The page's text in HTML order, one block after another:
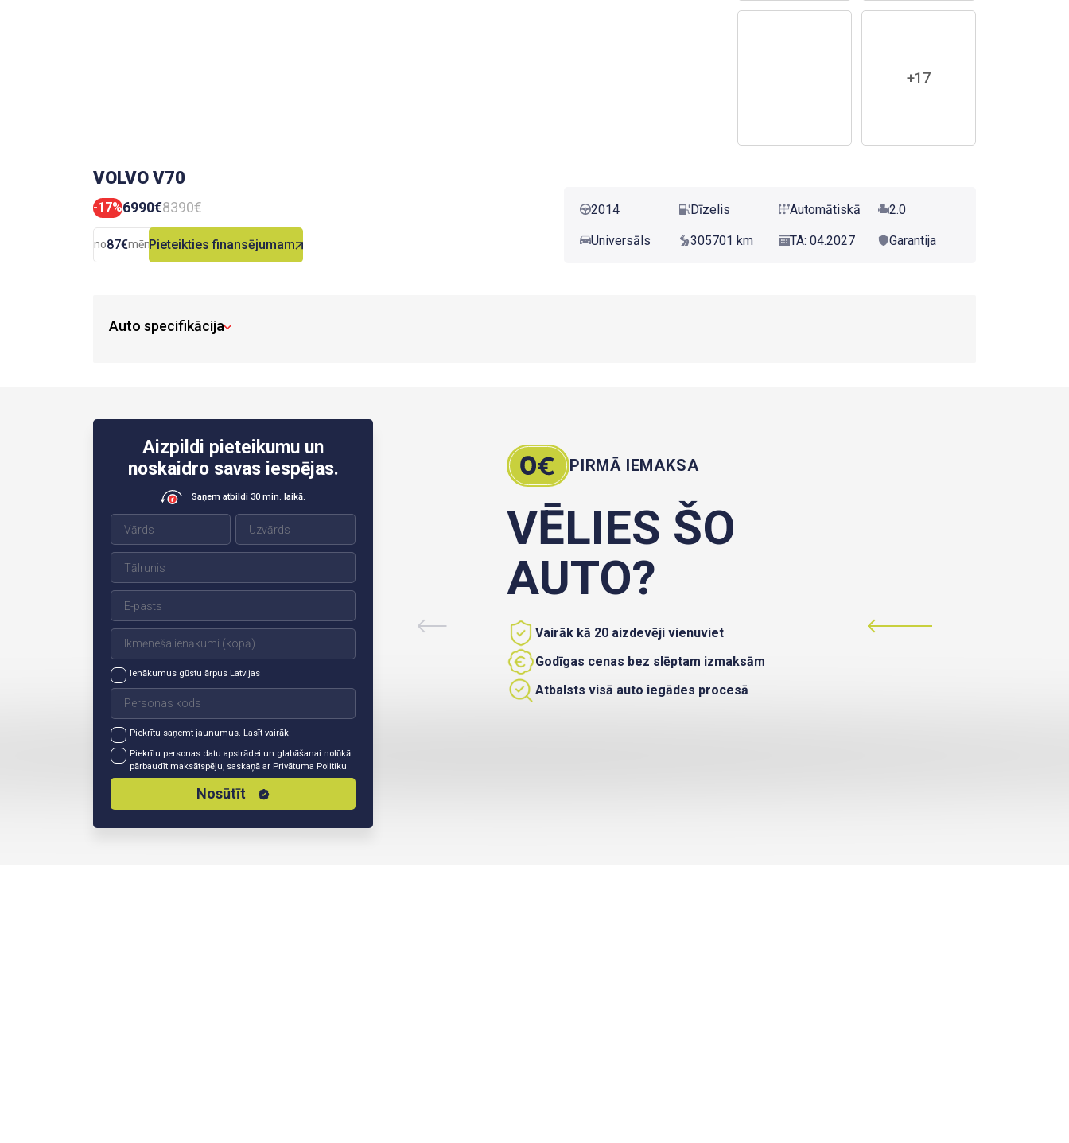
+17
VOLVO V70
-17%6990€8390€
no87€mēn.Pieteikties finansējumam
2014 Dīzelis Automātiskā 2.0
Universāls 305701 km TA: 04.2027 Garantija
Auto specifikācija
Aizpildi pieteikumu un
noskaidro savas iespējas.
Saņem atbildi 30 min. laikā.
Ienākumus gūstu ārpus Latvijas
Piekrītu saņemt jaunumus. Lasīt vairāk
Piekrītu personas datu apstrādei un glabāšanai nolūkā
pārbaudīt maksātspēju, saskaņā ar Privātuma Politiku
Nosūtīt
PIRMĀ IEMAKSA
VĒLIES ŠO
AUTO?
Vairāk kā 20 aizdevēji vienuviet
Godīgas cenas bez slēptam izmaksām
Atbalsts visā auto iegādes procesā